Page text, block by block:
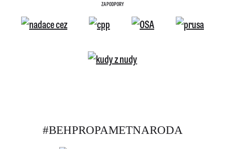
ZA PODPORY
#BEHPROPAMETNARODA